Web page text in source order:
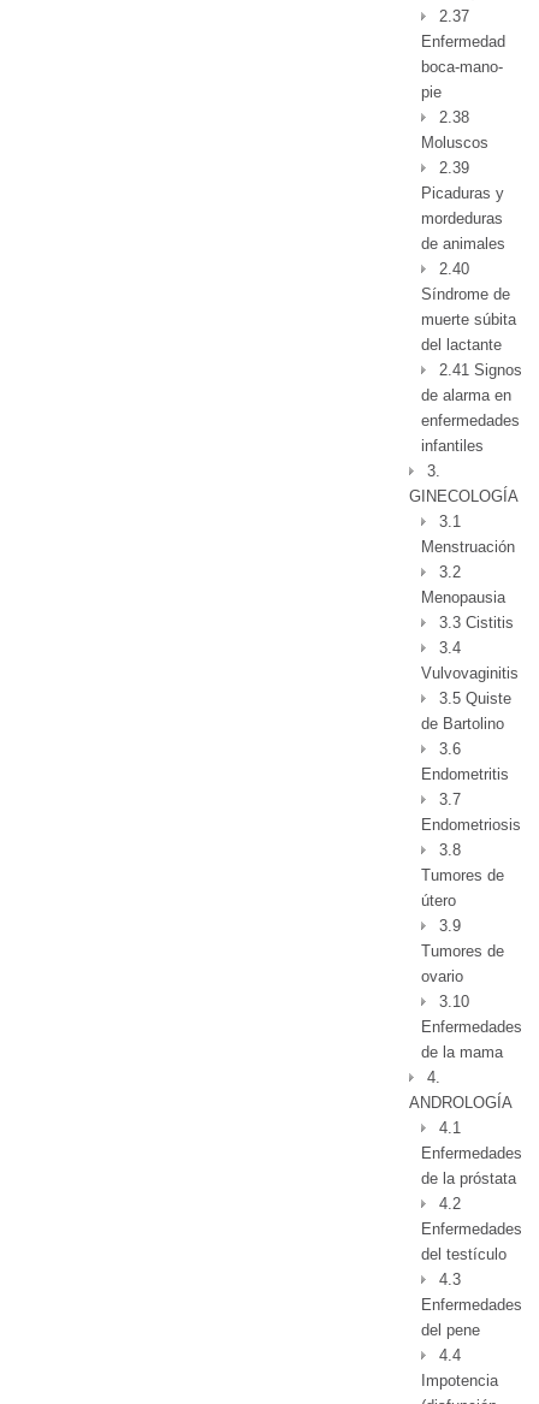
2.37
Enfermedad
boca-mano-
pie
2.38
Moluscos
2.39
Picaduras y
mordeduras
de animales
2.40
Síndrome de
muerte súbita
del lactante
2.41 Signos
de alarma en
enfermedades
infantiles
3.
GINECOLOGÍA
3.1
Menstruación
3.2
Menopausia
3.3 Cistitis
3.4
Vulvovaginitis
3.5 Quiste
de Bartolino
3.6
Endometritis
3.7
Endometriosis
3.8
Tumores de
útero
3.9
Tumores de
ovario
3.10
Enfermedades
de la mama
4.
ANDROLOGÍA
4.1
Enfermedades
de la próstata
4.2
Enfermedades
del testículo
4.3
Enfermedades
del pene
4.4
Impotencia